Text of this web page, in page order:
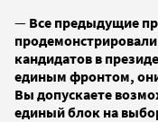
— Все предыдущие
кандидатов в
единым фронтом,
Вы допускаете
единый блок на